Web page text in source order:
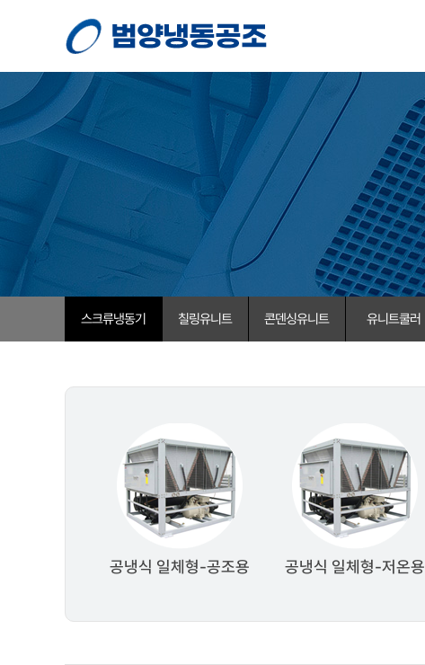
스크류냉동기 칠링유니트 콘덴싱유니트 유니트쿨러
공냉식 일체형-공조용 공냉식 일체형-저온용